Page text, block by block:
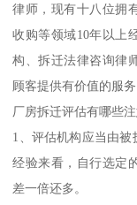
律师，现有十八位拥
收购等领域10年以上
构、拆迁法律咨询律
顾客提供有价值的服务
厂房拆迁评估有哪些
1、评估机构应当由
经验来看，自行选定
差一倍还多。